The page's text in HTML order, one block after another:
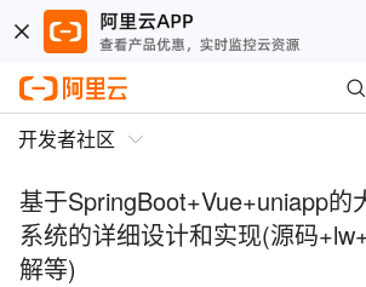
开发者社区
基于SpringBoot+Vue+uniapp的
系统的详细设计和实现(源码
解等)